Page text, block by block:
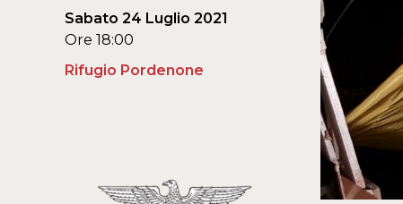
Sabato 24 Luglio 2021
Ore 18:00
Rifugio Pordenone